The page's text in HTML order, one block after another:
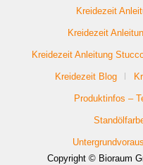
Kreidezeit
Kreidezeit
Kreidezeit Anleitung
Kreidezeit Blog
Produktinfos –
Copyright © Bioraum